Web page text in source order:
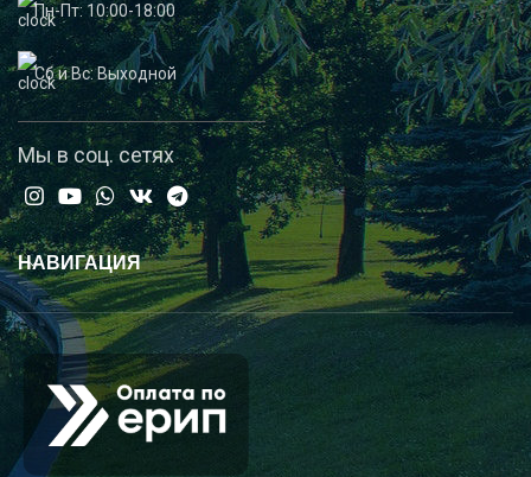
Пн-Пт: 10:00-18:00
Сб и Вс: Выходной
Мы в соц. сетях
НАВИГАЦИЯ